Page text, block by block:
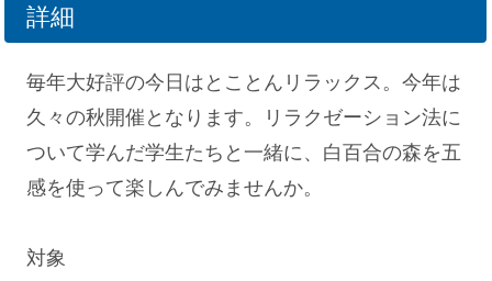
詳細
毎年大好評の今日はとことんリラックス。今年は
久々の秋開催となります。リラクゼーション法に
ついて学んだ学生たちと一緒に、白百合の森を五
感を使って楽しんでみませんか。
対象